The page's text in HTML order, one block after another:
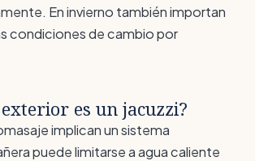
En invierno también importan
condiciones de cambio por
es un jacuzzi?
implican un sistema
puede limitarse a agua caliente